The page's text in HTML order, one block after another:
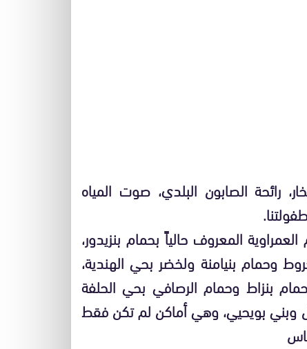
رائحة الصابون البلدي، صوت المياه
المعروف حالياً بحمام بنزيدور،
وحمام بنيامنة ولخضر بحي الهندية،
بنزاط وحمام الرصافي بحي الحلفة
وبني بويحيي، وهي أماكن لم تكن فقط